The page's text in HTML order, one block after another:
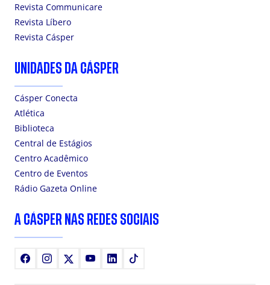
Revista Communicare
Revista Líbero
Revista Cásper
UNIDADES DA CÁSPER
Cásper Conecta
Atlética
Biblioteca
Central de Estágios
Centro Acadêmico
Centro de Eventos
Rádio Gazeta Online
A CÁSPER NAS REDES SOCIAIS
FacebookInstagram YoutubeLinkedIn